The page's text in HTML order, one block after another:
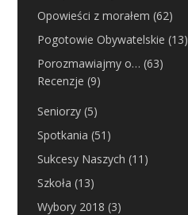
Opowieści z morałem (62)
Pogotowie Obywatelskie (13)
Porozmawiajmy o… (63)
Recenzje (9)
Seniorzy(5)
Spotkania (51)
Sukcesy Naszych (11)
Szkoła (13)
Wybory 2018 (3)